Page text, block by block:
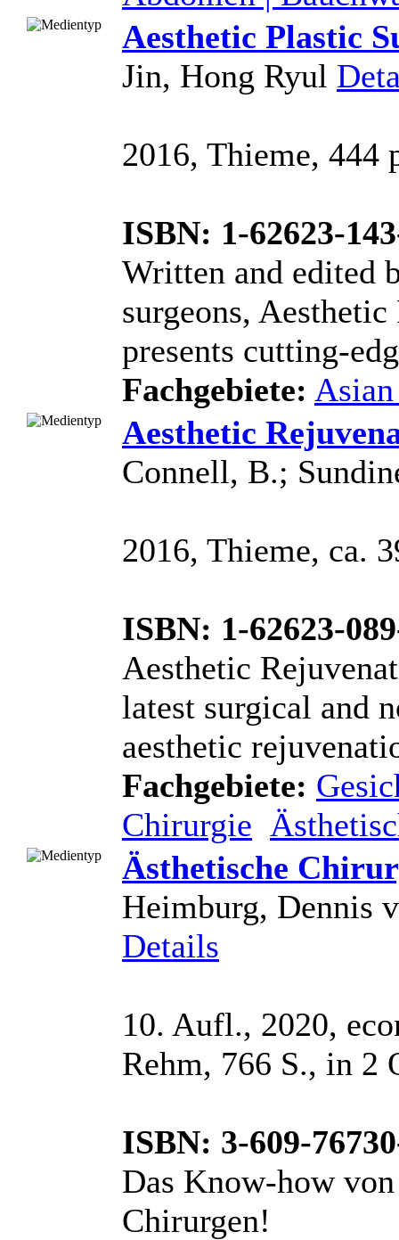
Aesthetic Plastic
Jin, Hong Ryul
2016, Thieme, 444
ISBN: 1-62623-
Written and edited
surgeons,
presents cutting-
Fachgebiete:
Aesthetic
Connell, B.;
2016, Thieme, ca.
ISBN: 1-62623-
Aesthetic
latest surgical and
aesthetic
Fachgebiete:
Chirurgie
Ästhetische
Heimburg, Dennis
Details
10. Aufl., 2020,
Rehm, 766 S., in 2
ISBN: 3-609-
Das Know-how
Chirurgen!